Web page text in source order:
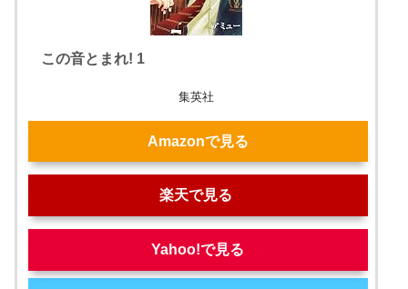
この音とまれ! 1
集英社
Amazonで見る
楽天で見る
Yahoo!で見る